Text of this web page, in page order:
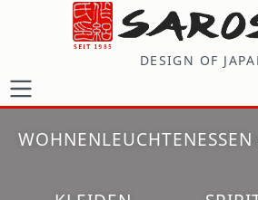
Zum Hauptinhalt springen
DESIGN OF
WOHNENLEUCHTEN